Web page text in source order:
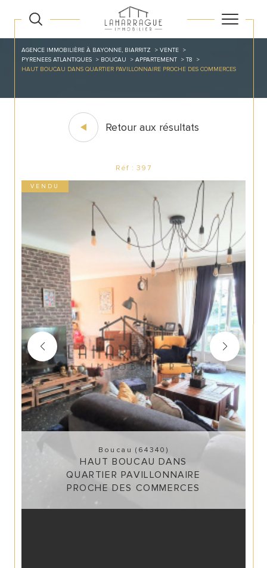
AGENCE IMMOBILIÈRE À BAYONNE, BIARRITZ
VENTE
PYRENEES ATLANTIQUES
BOUCAU APPARTEMENT
T8
HAUT BOUCAU DANS QUARTIER PAVILLONNAIRE PROCHE DES COMMERCES
Retour aux résultats
Réf : 397
VENDU
Boucau (64340)
HAUT BOUCAU DANS
QUARTIER PAVILLONNAIRE
PROCHE DES COMMERCES